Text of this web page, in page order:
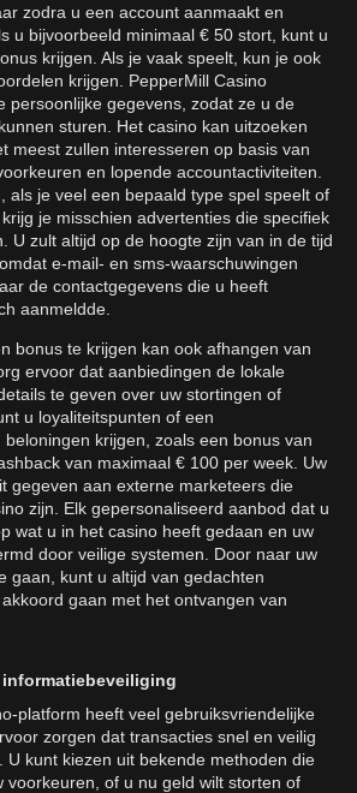
zodra u een account aanmaakt en
u bijvoorbeeld minimaal € 50 stort, kunt u
krijgen. Als je vaak speelt, kun je ook
krijgen. PepperMill Casino
persoonlijke gegevens, zodat ze u de
sturen. Het casino kan uitzoeken
meest zullen interesseren op basis van
en lopende accountactiviteiten.
als je veel een bepaald type spel speelt of
je misschien advertenties die specifiek
U zult altijd op de hoogte zijn van in de tijd
e-mail- en sms-waarschuwingen
de contactgegevens die u heeft
aanmeldde.
bonus te krijgen kan ook afhangen van
ervoor dat aanbiedingen de lokale
te geven over uw stortingen of
u loyaliteitspunten of een
krijgen, zoals een bonus van
van maximaal € 100 per week. Uw
gegeven aan externe marketeers die
zijn. Elk gepersonaliseerd aanbod dat u
wat u in het casino heeft gedaan en uw
door veilige systemen. Door naar uw
gaan, kunt u altijd van gedachten
gaan met het ontvangen van
platform heeft veel gebruiksvriendelijke
zorgen dat transacties snel en veilig
U kunt kiezen uit bekende methoden die
voorkeuren, of u nu geld wilt storten of